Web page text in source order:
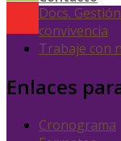
Docs.
convivencia
Trabaje con
Enlaces
Cronograma